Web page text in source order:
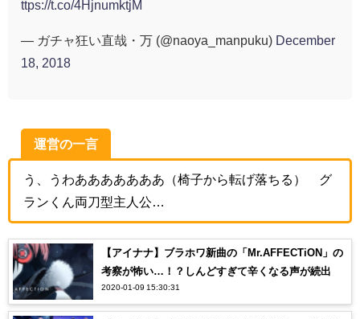
ttps://t.co/4HjnumktjM
— ガチャ狂い直哉・万 (@naoya_manpuku) December
18, 2018
運営の一言
う、うわあああああああ（椅子から転げ落ちる） グ
ランくん両刀型主人公…
【アイナナ】ブラホワ新曲の「Mr.AFFECTiON」の
考察が怖い…！？しんどすぎて辛くなる声が続出
2020-01-09 15:30:31